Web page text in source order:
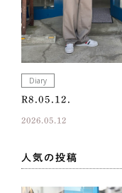
Diary
R8.05.12.
2026.05.12
人気の投稿